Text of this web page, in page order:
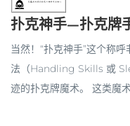
扑克神手—扑克牌
当然！“扑克神手”这个称
法（Handling Skills 或
迹的扑克牌魔术。 这类魔